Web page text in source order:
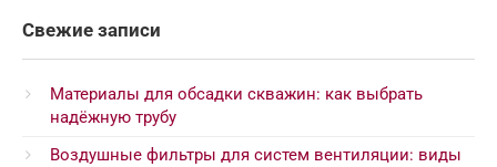
Свежие записи
Материалы для обсадки скважин: как выбрать
надёжную трубу
Воздушные фильтры для систем вентиляции: виды